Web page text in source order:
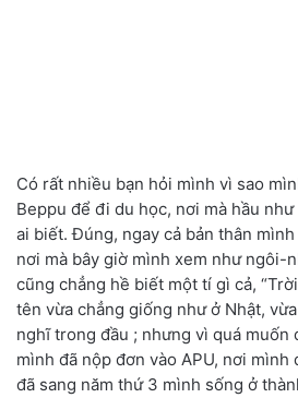
Có rất nhiều bạn hỏi mình vì sao
Beppu để đi du học, nơi mà hầu
ai biết. Đúng, ngay cả bản thân
nơi mà bây giờ mình xem như ngôi-
cũng chẳng hề biết một tí gì cả,
tên vừa chẳng giống như ở Nhật,
nghĩ trong đầu ; nhưng vì quá muốn
mình đã nộp đơn vào APU, nơi mình
đã sang năm thứ 3 mình sống ở